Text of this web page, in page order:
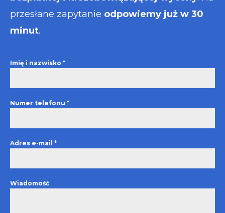
przesłane zapytanie odpowiemy już w 30
minut.
Imię i nazwisko *
Numer telefonu *
Adres e-mail *
Wiadomość